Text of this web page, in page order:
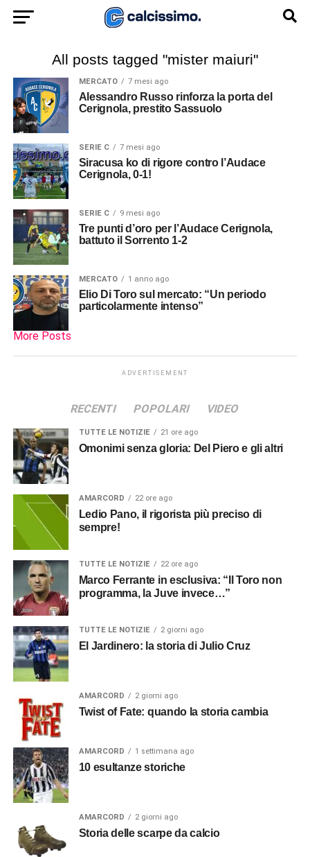
All posts tagged "mister maiuri"
MERCATO 7 mesi ago
Alessandro Russo rinforza la porta del
Cerignola, prestito Sassuolo
SERIE C 7 mesi ago
Siracusa ko di rigore contro l’Audace
Cerignola, 0-1!
SERIE C 9 mesi ago
Tre punti d’oro per l’Audace Cerignola,
battuto il Sorrento 1-2
MERCATO 1 anno ago
Elio Di Toro sul mercato: “Un periodo
particolarmente intenso”
More Posts
ADVERTISEMENT
RECENTI POPOLARI VIDEO
TUTTE LE NOTIZIE 21 ore ago
Omonimi senza gloria: Del Piero e gli altri
AMARCORD 22 ore ago
Ledio Pano, il rigorista più preciso di
sempre!
TUTTE LE NOTIZIE 22 ore ago
Marco Ferrante in esclusiva: “Il Toro non
programma, la Juve invece…”
TUTTE LE NOTIZIE 2 giorni ago
El Jardinero: la storia di Julio Cruz
AMARCORD 2 giorni ago
Twist of Fate: quando la storia cambia
AMARCORD 1 settimana ago
10 esultanze storiche
AMARCORD 2 giorni ago
Storia delle scarpe da calcio